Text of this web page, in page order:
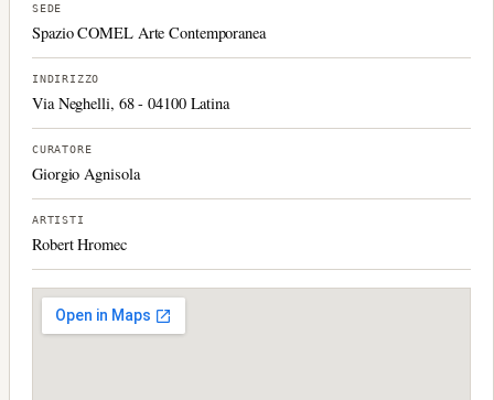
SEDE
Spazio COMEL Arte Contemporanea
INDIRIZZO
Via Neghelli, 68 - 04100 Latina
CURATORE
Giorgio Agnisola
ARTISTI
Robert Hromec